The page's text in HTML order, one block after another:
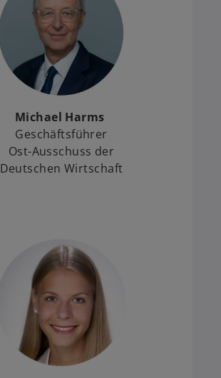
Michael Harms
Geschäftsführer
Ost-Ausschuss der
Deutschen Wirtschaft